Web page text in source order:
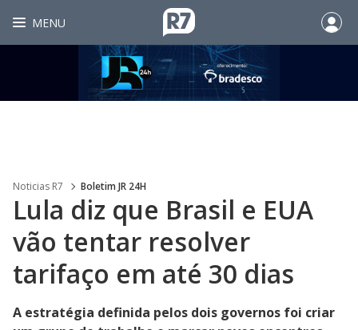
MENU
Noticias R7 Boletim JR 24H
Lula diz que Brasil e EUA
vão tentar resolver
tarifaço em até 30 dias
A estratégia definida pelos dois governos foi criar